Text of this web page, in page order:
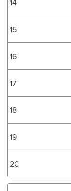
14
15
16
17
18
19
20